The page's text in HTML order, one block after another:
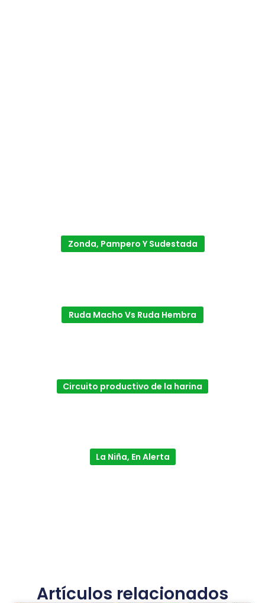
Zonda, Pampero Y Sudestada
Ruda Macho Vs Ruda Hembra
Circuito productivo de la harina
La Niña, En Alerta
Artículos relacionados